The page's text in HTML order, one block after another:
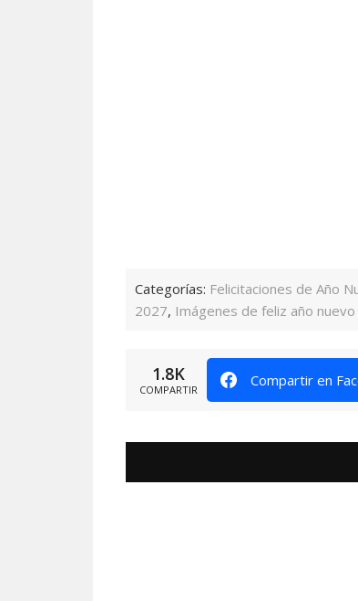
Categorías: Felicitaciones de Año
2027, Imágenes de feliz año
1.8K
COMPARTIR
Compartir en